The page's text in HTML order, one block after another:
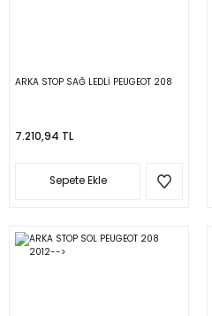
ARKA STOP SAĞ LEDLİ PEUGEOT 208
7.210,94 TL
Sepete Ekle